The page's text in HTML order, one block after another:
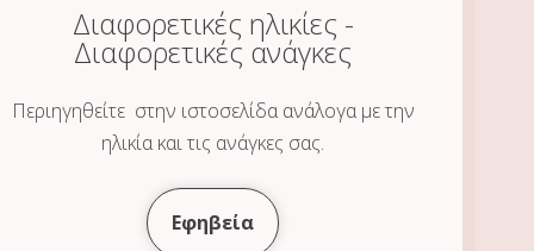
Διαφορετικές ηλικίες -
Διαφορετικές ανάγκες
Περιηγηθείτε στην ιστοσελίδα ανάλογα με την
ηλικία και τις ανάγκες σας.
Εφηβεία